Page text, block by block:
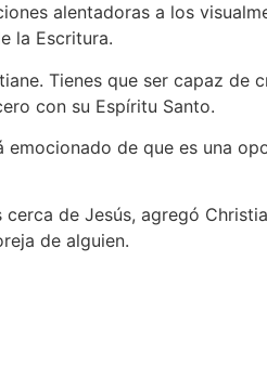
alentadoras a los
la Escritura.
Tienes que ser capaz
con su Espíritu Santo.
emocionado de que es una
de Jesús, agregó
de alguien.